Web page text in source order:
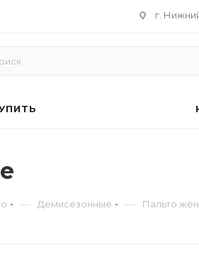
г.
— Демисезонные — Пальто